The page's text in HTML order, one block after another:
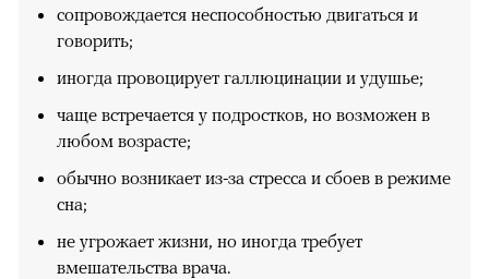
сопровождается неспособностью двигаться и
говорить;
иногда провоцирует галлюцинации и удушье;
чаще встречается у подростков, но возможен в
любом возрасте;
обычно возникает из-за стресса и сбоев в режиме
сна;
не угрожает жизни, но иногда требует
вмешательства врача.